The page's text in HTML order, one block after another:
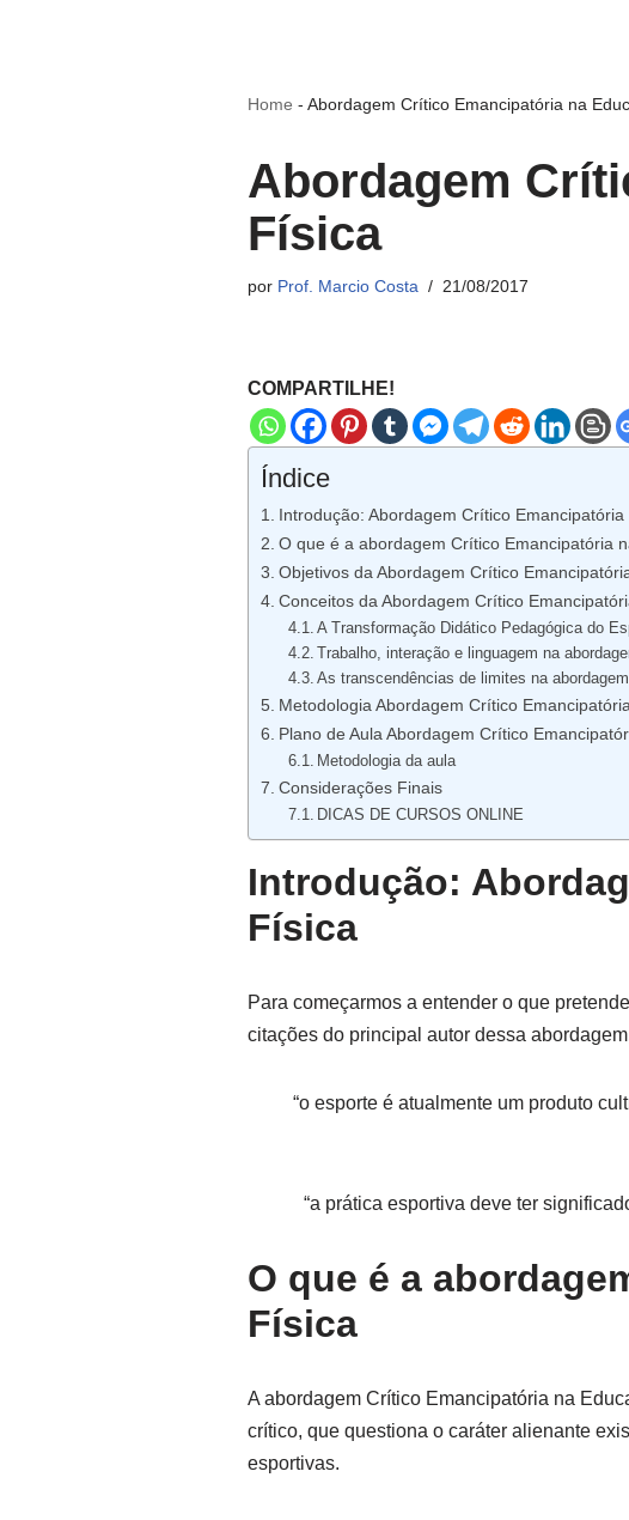
Home - Abordagem Crítico Emancipatória na
Abordagem
Física
por Prof. Marcio Costa 21/08/2017
COMPARTILHE!
Índice
Introdução: Abordagem Crítico
O que é a abordagem Crítico Emancipatória
Objetivos da Abordagem Crítico
Conceitos da Abordagem Crítico
A Transformação Didático Pedagógica do
Trabalho, interação e linguagem na
As transcendências de limites na
Metodologia Abordagem Crítico
Plano de Aula Abordagem Crítico
Metodologia da aula
Considerações Finais
DICAS DE CURSOS ONLINE
Introdução:
Física
Para começarmos a entender o que
citações do principal autor dessa
“o esporte é atualmente um produto
“a prática esportiva deve ter
O que é a
Física
A abordagem Crítico Emancipatória na
crítico, que questiona o caráter alienante
esportivas.